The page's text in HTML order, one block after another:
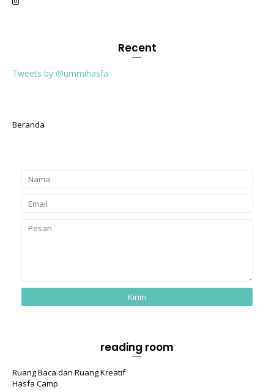
Recent
Tweets by @ummihasfa
Beranda
reading room
Ruang Baca dan Ruang Kreatif
Hasfa Camp